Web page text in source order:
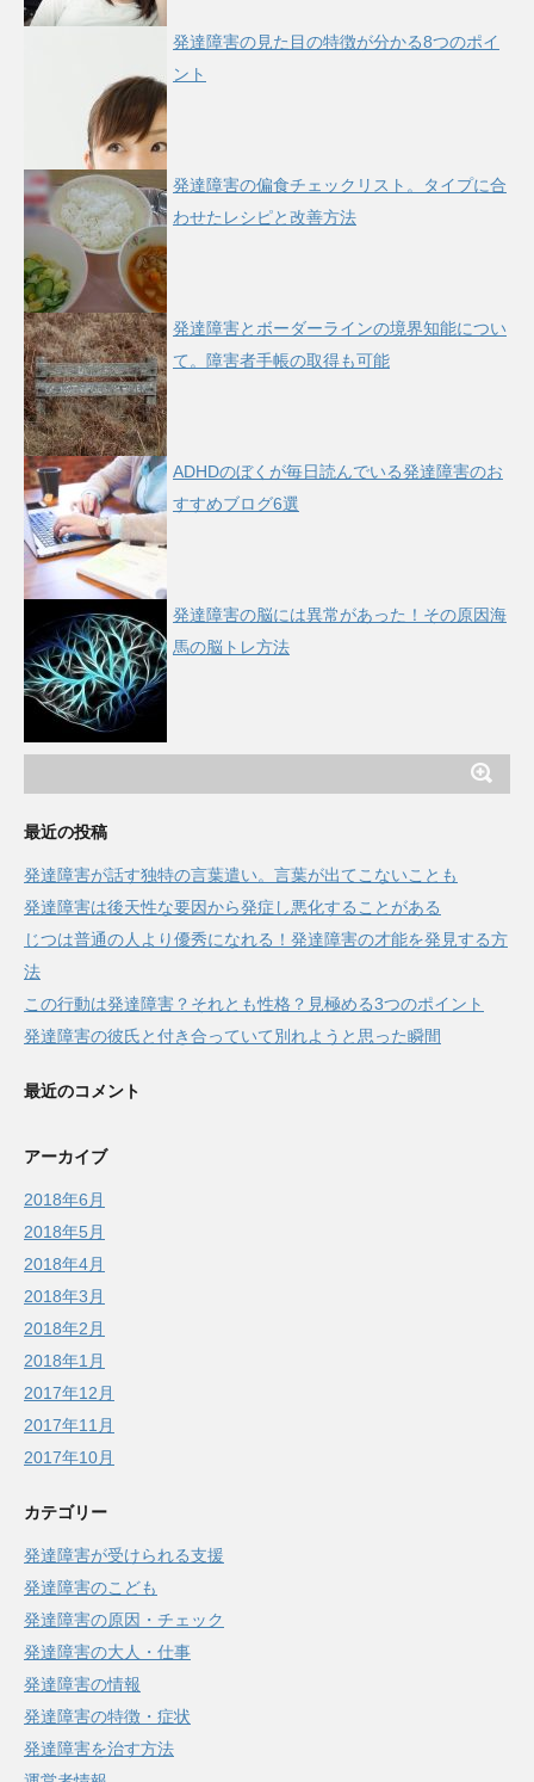
発達障害の見た目の特徴が分かる8つのポイ
ント
発達障害の偏食チェックリスト。タイプに合
わせたレシピと改善方法
発達障害とボーダーラインの境界知能につい
て。障害者手帳の取得も可能
ADHDのぼくが毎日読んでいる発達障害のお
すすめブログ6選
発達障害の脳には異常があった！その原因海
馬の脳トレ方法
最近の投稿
発達障害が話す独特の言葉遣い。言葉が出てこないことも
発達障害は後天性な要因から発症し悪化することがある
じつは普通の人より優秀になれる！発達障害の才能を発見する方
法
この行動は発達障害？それとも性格？見極める3つのポイント
発達障害の彼氏と付き合っていて別れようと思った瞬間
最近のコメント
アーカイブ
2018年6月
2018年5月
2018年4月
2018年3月
2018年2月
2018年1月
2017年12月
2017年11月
2017年10月
カテゴリー
発達障害が受けられる支援
発達障害のこども
発達障害の原因・チェック
発達障害の大人・仕事
発達障害の情報
発達障害の特徴・症状
発達障害を治す方法